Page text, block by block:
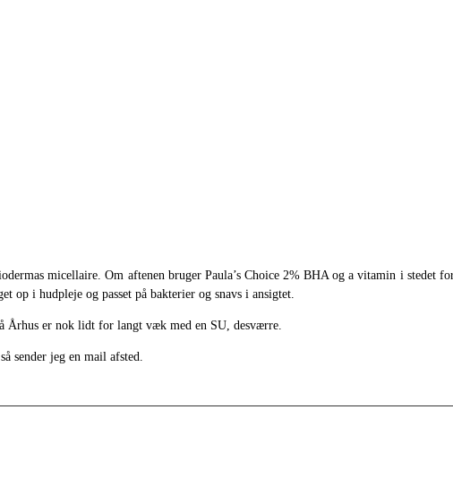
micellaire. Om aftenen bruger Paula’s Choice 2% BHA og a vitamin i stedet
op i hudpleje og passet på bakterier og snavs i ansigtet.
Århus er nok lidt for langt væk med en SU, desværre.
sender jeg en mail afsted.